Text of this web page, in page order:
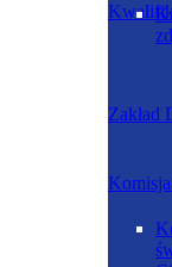
Zakład